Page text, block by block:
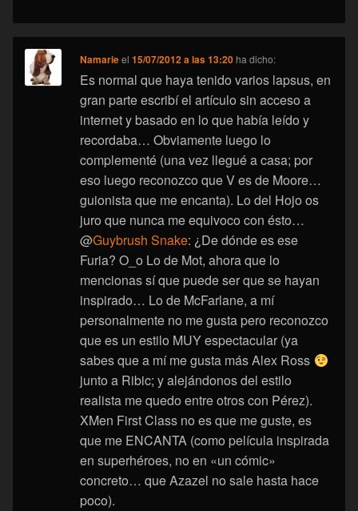
Namarieel15/07/2012 a las 13:20 ha dicho:
Es normal que haya tenido varios lapsus, en
gran parte escribí el artículo sin acceso a
internet y basado en lo que había leído y
recordaba… Obviamente luego lo
complementé (una vez llegué a casa; por
eso luego reconozco que V es de Moore…
guionista que me encanta). Lo del Hojo os
juro que nunca me equivoco con ésto…
@Guybrush Snake: ¿De dónde es ese
Furia? O_o Lo de Mot, ahora que lo
mencionas sí que puede ser que se hayan
inspirado… Lo de McFarlane, a mí
personalmente no me gusta pero reconozco
que es un estilo MUY espectacular (ya
sabes que a mí me gusta más Alex Ross
junto a Ribic; y alejándonos del estilo
realista me quedo entre otros con Pérez).
XMen First Class no es que me guste, es
que me ENCANTA (como película inspirada
en superhéroes, no en «un cómic»
concreto… que Azazel no sale hasta hace
poco).